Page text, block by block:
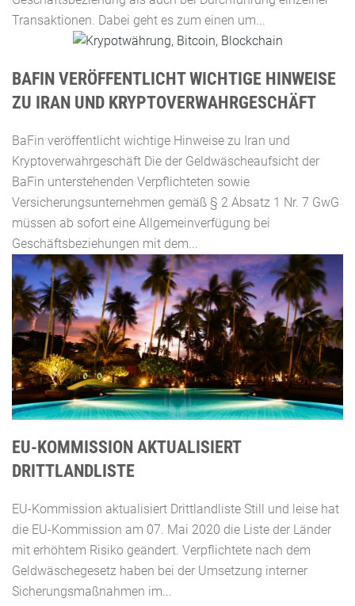
Transaktionen. Dabei geht es zum einen um...
BAFIN VERÖFFENTLICHT WICHTIGE HINWEISE
ZU IRAN UND KRYPTOVERWAHRGESCHÄFT
BaFin veröffentlicht wichtige Hinweise zu Iran und
Kryptoverwahrgeschäft Die der Geldwäscheaufsicht der
BaFin unterstehenden Verpflichteten sowie
Versicherungsunternehmen gemäß § 2 Absatz 1 Nr. 7 GwG
müssen ab sofort eine Allgemeinverfügung bei
Geschäftsbeziehungen mit dem...
EU-KOMMISSION AKTUALISIERT
DRITTLANDLISTE
EU-Kommission aktualisiert Drittlandliste Still und leise hat
die EU-Kommission am 07. Mai 2020 die Liste der Länder
mit erhöhtem Risiko geändert. Verpflichtete nach dem
Geldwäschegesetz haben bei der Umsetzung interner
Sicherungsmaßnahmen im...